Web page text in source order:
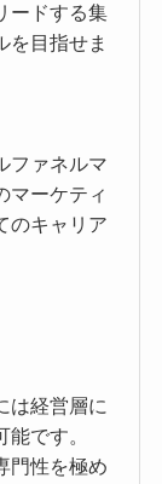
ードする集
を目指せま
ファネルマ
マーケティ
のキャリア
は経営層に
です。
門性を極め